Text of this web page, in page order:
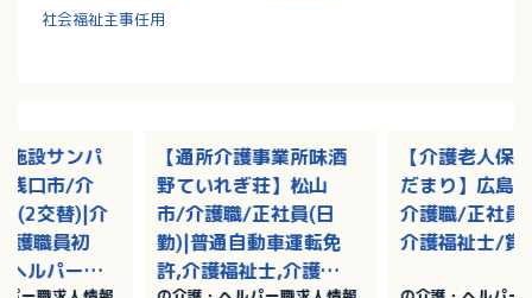
社会福祉主事任用
【通所介護事業所味酒
野ていれぎ荘】松山
市/介護職/正社員(日
勤)|普通自動車運転免
許,介護福祉士,介護職
【介護老人保
だまり】広島
介護職/正社員
介護福祉士/賞
施設サンパ
浅口市/介
(2交替)|介
護職員初
ヘルパー2